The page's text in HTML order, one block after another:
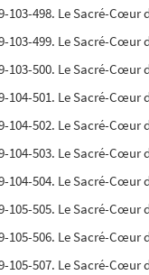
103-498. Le Sacré-Cœur
103-499. Le Sacré-Cœur
103-500. Le Sacré-Cœur
104-501. Le Sacré-Cœur
104-502. Le Sacré-Cœur
104-503. Le Sacré-Cœur
104-504. Le Sacré-Cœur
105-505. Le Sacré-Cœur
105-506. Le Sacré-Cœur
105-507. Le Sacré-Cœur